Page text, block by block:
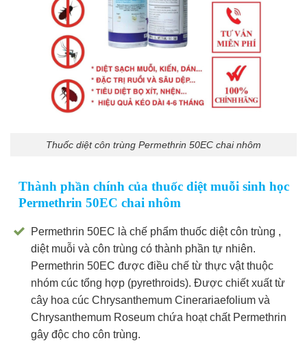
Thuốc diệt côn trùng Permethrin 50EC chai nhôm
Thành phần chính của thuốc diệt muỗi sinh học
Permethrin 50EC chai nhôm
Permethrin 50EC là chế phẩm thuốc diệt côn trùng ,
diệt muỗi và côn trùng có thành phần tự nhiên.
Permethrin 50EC được điều chế từ thực vật thuộc
nhóm cúc tổng hợp (pyrethroids). Được chiết xuất từ ​​
cây hoa cúc Chrysanthemum Cinerariaefolium và
Chrysanthemum Roseum chứa hoạt chất Permethrin
gây độc cho côn trùng.